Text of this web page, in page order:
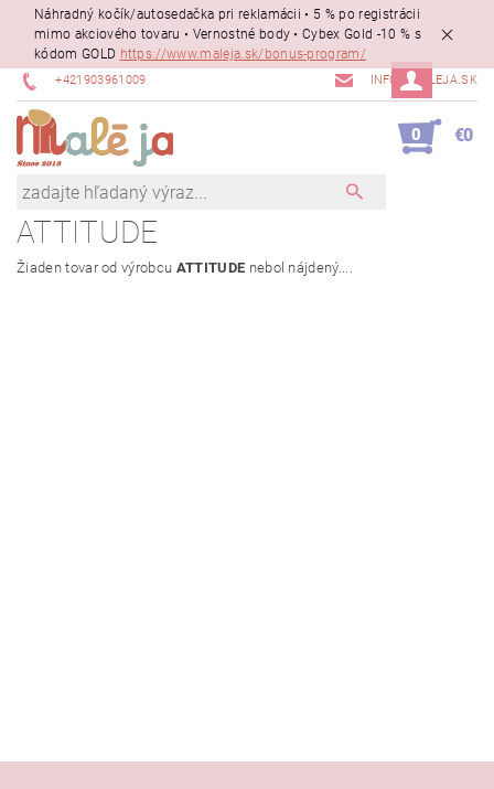
Náhradný kočík/autosedačka pri reklamácii • 5 % po registrácii
mimo akciového tovaru • Vernostné body • Cybex Gold -10 % s
kódom GOLD https://www.maleja.sk/bonus-program/
+421903961009 INFO@MALEJA.SK
0 €0
ATTITUDE
Žiaden tovar od výrobcu ATTITUDE nebol nájdený....